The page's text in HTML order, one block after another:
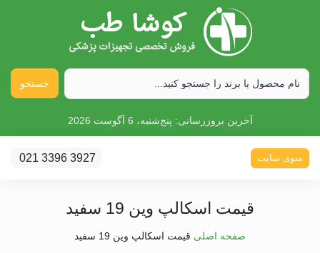
جستجو
آخرین بروزرسانی: پنج‌شنبه، 6 آگوست 2026
منوی سایت 021 3396 3927
قیمت اسکالپ وین 19 سفید
صفحه اصلی قیمت اسکالپ وین 19 سفید